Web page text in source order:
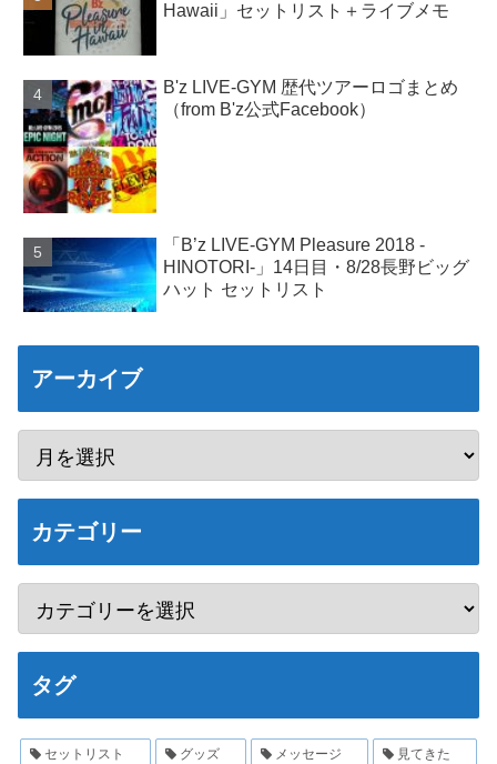
Hawaii」セットリスト＋ライブメモ
B'z LIVE-GYM 歴代ツアーロゴまとめ
（from B'z公式Facebook）
「B’z LIVE-GYM Pleasure 2018 -
HINOTORI-」14日目・8/28長野ビッグ
ハット セットリスト
アーカイブ
カテゴリー
タグ
セットリスト グッズ メッセージ 見てきた